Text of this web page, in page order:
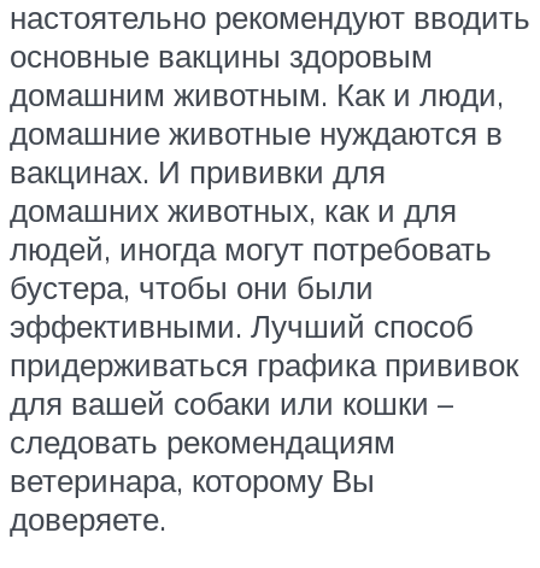
настоятельно рекомендуют вводить
основные вакцины здоровым
домашним животным. Как и люди,
домашние животные нуждаются в
вакцинах. И прививки для
домашних животных, как и для
людей, иногда могут потребовать
бустера, чтобы они были
эффективными. Лучший способ
придерживаться графика прививок
для вашей собаки или кошки –
следовать рекомендациям
ветеринара, которому Вы
доверяете.